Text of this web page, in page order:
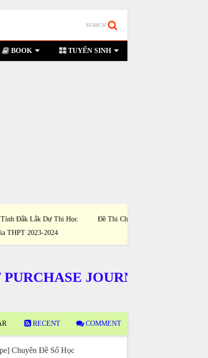
SEARCH
BOOK TUYỂN SINH
Đội Tuyển TP Hà Nội Dự Thi Học Sinh
Quốc Gia THPT 2023-2024
JOURNALS
RECENT COMMENT
Chuyên Đề Số Học